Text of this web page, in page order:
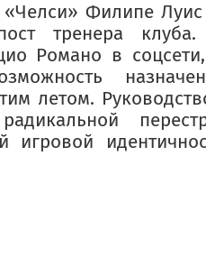
Филипе Луис
тренера
Романо в
летом.
игровой